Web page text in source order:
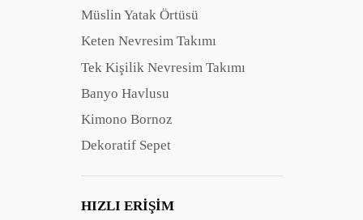
Müslin Yatak Örtüsü
Keten Nevresim Takımı
Tek Kişilik Nevresim Takımı
Banyo Havlusu
Kimono Bornoz
Dekoratif Sepet
HIZLI ERIŞIM